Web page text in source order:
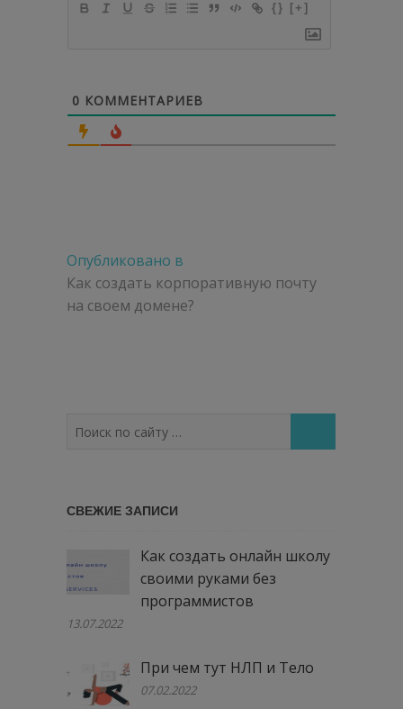
{} [+]
0 КОММЕНТАРИЕВ
Навигация
по
записям
Опубликовано в
Как создать корпоративную почту
на своем домене?
по
СВЕЖИЕ ЗАПИСИ
Как создать онлайн школу
своими руками без
программистов
13.07.2022
При чем тут НЛП и Тело
07.02.2022